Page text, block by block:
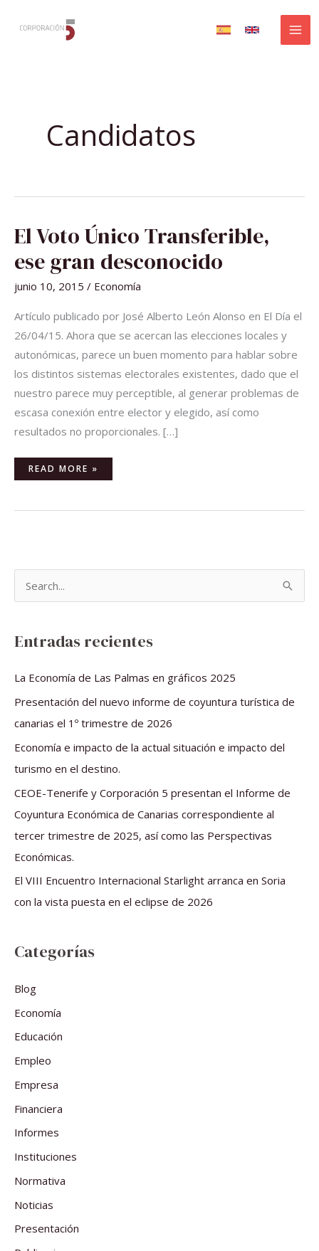
Candidatos
El Voto Único Transferible,
ese gran desconocido
junio 10, 2015 / Economía
Artículo publicado por José Alberto León Alonso en El Día el
26/04/15. Ahora que se acercan las elecciones locales y
autonómicas, parece un buen momento para hablar sobre
los distintos sistemas electorales existentes, dado que el
nuestro parece muy perceptible, al generar problemas de
escasa conexión entre elector y elegido, así como
resultados no proporcionales. […]
EL
VOTO
ÚNICO
ESE
GRAN
DESCONOCIDO
READ MORE »
a
r
Entradas recientes
La Economía de Las Palmas en gráficos 2025
Presentación del nuevo informe de coyuntura turística de
canarias el 1º trimestre de 2026
Economía e impacto de la actual situación e impacto del
turismo en el destino.
CEOE-Tenerife y Corporación 5 presentan el Informe de
Coyuntura Económica de Canarias correspondiente al
tercer trimestre de 2025, así como las Perspectivas
Económicas.
El VIII Encuentro Internacional Starlight arranca en Soria
con la vista puesta en el eclipse de 2026
Categorías
Blog
Economía
Educación
Empleo
Empresa
Financiera
Informes
Instituciones
Normativa
Noticias
Presentación